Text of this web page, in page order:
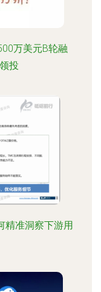
万美元B轮融
投
精准洞察下游用